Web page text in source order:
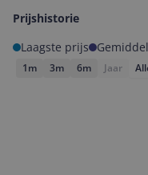
Prijshistorie
Laagste prijs
1m 3m 6m Jaar